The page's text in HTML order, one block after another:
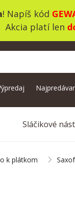
! Napíš kód
Akcia platí len
Sláčikové
k plátkom